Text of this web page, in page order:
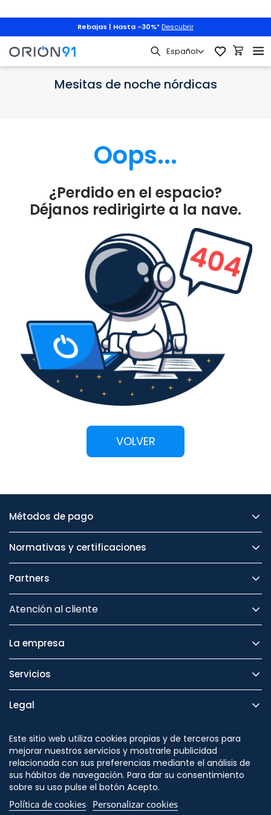
Rebajas | Hasta -30%* Descubrir
Mesitas de noche por estilo Mesitas de noche nórdicas
Mesitas de noche nórdicas
Oops...
¿Perdido en el espacio?
Déjanos redirigirte a la nave.
VOLVER
Métodos de pago
Normativas y certificaciones
Partners
Atención al cliente
La empresa
Servicios
Legal
Seguridad
Este sitio web utiliza cookies propias y de terceros para
mejorar nuestros servicios y mostrarle publicidad
relacionada con sus preferencias mediante el análisis de
sus hábitos de navegación. Para dar su consentimiento
sobre su uso pulse el botón Acepto.
Política de cookies Personalizar cookies
Síguenos en